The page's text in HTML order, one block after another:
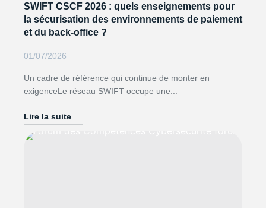
SWIFT CSCF 2026 : quels enseignements pour
la sécurisation des environnements de paiement
et du back-office ?
01/07/2026
Un cadre de référence qui continue de monter en
exigenceLe réseau SWIFT occupe une...
Lire la suite